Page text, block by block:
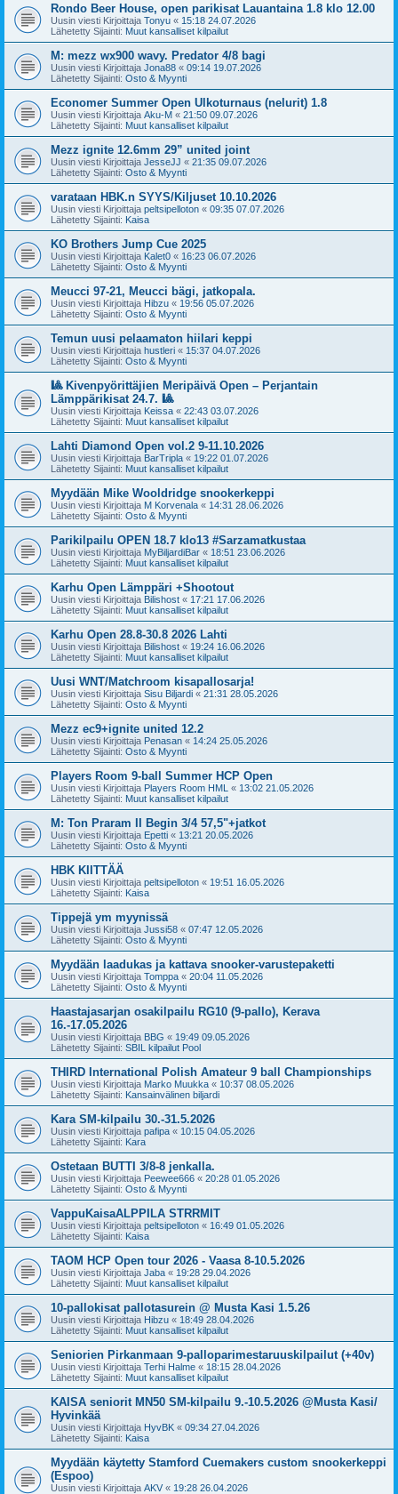
Rondo Beer House, open parikisat Lauantaina 1.8 klo 12.00
Uusin viesti Kirjoittaja Tonyu « 15:18 24.07.2026
Lähetetty Sijainti: Muut kansalliset kilpailut
M: mezz wx900 wavy. Predator 4/8 bagi
Uusin viesti Kirjoittaja Jona88 « 09:14 19.07.2026
Lähetetty Sijainti: Osto & Myynti
Economer Summer Open Ulkoturnaus (nelurit) 1.8
Uusin viesti Kirjoittaja Aku-M « 21:50 09.07.2026
Lähetetty Sijainti: Muut kansalliset kilpailut
Mezz ignite 12.6mm 29” united joint
Uusin viesti Kirjoittaja JesseJJ « 21:35 09.07.2026
Lähetetty Sijainti: Osto & Myynti
varataan HBK.n SYYS/Kiljuset 10.10.2026
Uusin viesti Kirjoittaja peltsipelloton « 09:35 07.07.2026
Lähetetty Sijainti: Kaisa
KO Brothers Jump Cue 2025
Uusin viesti Kirjoittaja Kalet0 « 16:23 06.07.2026
Lähetetty Sijainti: Osto & Myynti
Meucci 97-21, Meucci bägi, jatkopala.
Uusin viesti Kirjoittaja Hibzu « 19:56 05.07.2026
Lähetetty Sijainti: Osto & Myynti
Temun uusi pelaamaton hiilari keppi
Uusin viesti Kirjoittaja hustleri « 15:37 04.07.2026
Lähetetty Sijainti: Osto & Myynti
🎱 Kivenpyörittäjien Meripäivä Open – Perjantain
Lämppärikisat 24.7. 🎱
Uusin viesti Kirjoittaja Keissa « 22:43 03.07.2026
Lähetetty Sijainti: Muut kansalliset kilpailut
Lahti Diamond Open vol.2 9-11.10.2026
Uusin viesti Kirjoittaja BarTripla « 19:22 01.07.2026
Lähetetty Sijainti: Muut kansalliset kilpailut
Myydään Mike Wooldridge snookerkeppi
Uusin viesti Kirjoittaja M Korvenala « 14:31 28.06.2026
Lähetetty Sijainti: Osto & Myynti
Parikilpailu OPEN 18.7 klo13 #Sarzamatkustaa
Uusin viesti Kirjoittaja MyBiljardiBar « 18:51 23.06.2026
Lähetetty Sijainti: Muut kansalliset kilpailut
Karhu Open Lämppäri +Shootout
Uusin viesti Kirjoittaja Bilishost « 17:21 17.06.2026
Lähetetty Sijainti: Muut kansalliset kilpailut
Karhu Open 28.8-30.8 2026 Lahti
Uusin viesti Kirjoittaja Bilishost « 19:24 16.06.2026
Lähetetty Sijainti: Muut kansalliset kilpailut
Uusi WNT/Matchroom kisapallosarja!
Uusin viesti Kirjoittaja Sisu Biljardi « 21:31 28.05.2026
Lähetetty Sijainti: Osto & Myynti
Mezz ec9+ignite united 12.2
Uusin viesti Kirjoittaja Penasan « 14:24 25.05.2026
Lähetetty Sijainti: Osto & Myynti
Players Room 9-ball Summer HCP Open
Uusin viesti Kirjoittaja Players Room HML « 13:02 21.05.2026
Lähetetty Sijainti: Muut kansalliset kilpailut
M: Ton Praram II Begin 3/4 57,5"+jatkot
Uusin viesti Kirjoittaja Epetti « 13:21 20.05.2026
Lähetetty Sijainti: Osto & Myynti
HBK KIITTÄÄ
Uusin viesti Kirjoittaja peltsipelloton « 19:51 16.05.2026
Lähetetty Sijainti: Kaisa
Tippejä ym myynissä
Uusin viesti Kirjoittaja Jussi58 « 07:47 12.05.2026
Lähetetty Sijainti: Osto & Myynti
Myydään laadukas ja kattava snooker-varustepaketti
Uusin viesti Kirjoittaja Tomppa « 20:04 11.05.2026
Lähetetty Sijainti: Osto & Myynti
Haastajasarjan osakilpailu RG10 (9-pallo), Kerava
16.-17.05.2026
Uusin viesti Kirjoittaja BBG « 19:49 09.05.2026
Lähetetty Sijainti: SBIL kilpailut Pool
THIRD International Polish Amateur 9 ball Championships
Uusin viesti Kirjoittaja Marko Muukka « 10:37 08.05.2026
Lähetetty Sijainti: Kansainvälinen biljardi
Kara SM-kilpailu 30.-31.5.2026
Uusin viesti Kirjoittaja pafipa « 10:15 04.05.2026
Lähetetty Sijainti: Kara
Ostetaan BUTTI 3/8-8 jenkalla.
Uusin viesti Kirjoittaja Peewee666 « 20:28 01.05.2026
Lähetetty Sijainti: Osto & Myynti
VappuKaisaALPPILA STRRMIT
Uusin viesti Kirjoittaja peltsipelloton « 16:49 01.05.2026
Lähetetty Sijainti: Kaisa
TAOM HCP Open tour 2026 - Vaasa 8-10.5.2026
Uusin viesti Kirjoittaja Jaba « 19:28 29.04.2026
Lähetetty Sijainti: Muut kansalliset kilpailut
10-pallokisat pallotasurein @ Musta Kasi 1.5.26
Uusin viesti Kirjoittaja Hibzu « 18:49 28.04.2026
Lähetetty Sijainti: Muut kansalliset kilpailut
Seniorien Pirkanmaan 9-palloparimestaruuskilpailut (+40v)
Uusin viesti Kirjoittaja Terhi Halme « 18:15 28.04.2026
Lähetetty Sijainti: Muut kansalliset kilpailut
KAISA seniorit MN50 SM-kilpailu 9.-10.5.2026 @Musta Kasi/
Hyvinkää
Uusin viesti Kirjoittaja HyvBK « 09:34 27.04.2026
Lähetetty Sijainti: Kaisa
Myydään käytetty Stamford Cuemakers custom snookerkeppi
(Espoo)
Uusin viesti Kirjoittaja AKV « 19:28 26.04.2026